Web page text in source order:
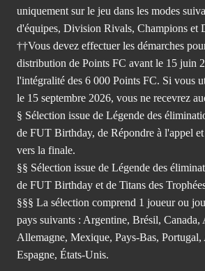
uniquement sur le jeu dans les modes
d'équipes, Division Rivals, Champions et
††Vous devez effectuer les démarches
distribution de Points FC avant le 15 juin
l'intégralité des 6 000 Points FC. Si vous
le 15 septembre 2026, vous ne recevrez
§ Sélection issue de Légende des
de FUT Birthday, de Répondre à l'appel
vers la finale.
§§ Sélection issue de Légende des
de FUT Birthday et de Titans des
§§§ La sélection comprend 1 joueur ou
pays suivants : Argentine, Brésil, Canada,
Allemagne, Mexique, Pays-Bas, Portugal,
Espagne, États-Unis.